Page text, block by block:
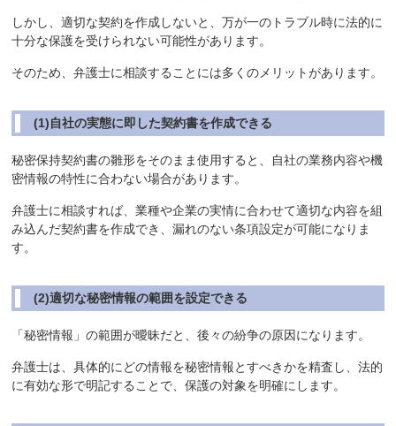
しかし、適切な契約を作成しないと、万が一のトラブル時に法的に
十分な保護を受けられない可能性があります。
そのため、弁護士に相談することには多くのメリットがあります。
(1)自社の実態に即した契約書を作成できる
秘密保持契約書の雛形をそのまま使用すると、自社の業務内容や機
密情報の特性に合わない場合があります。
弁護士に相談すれば、業種や企業の実情に合わせて適切な内容を組
み込んだ契約書を作成でき、漏れのない条項設定が可能になりま
す。
(2)適切な秘密情報の範囲を設定できる
「秘密情報」の範囲が曖昧だと、後々の紛争の原因になります。
弁護士は、具体的にどの情報を秘密情報とすべきかを精査し、法的
に有効な形で明記することで、保護の対象を明確にします。